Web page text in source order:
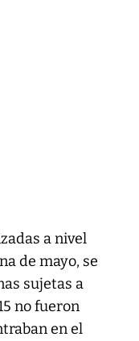
a nivel
de mayo, se
sujetas a
no fueron
en el